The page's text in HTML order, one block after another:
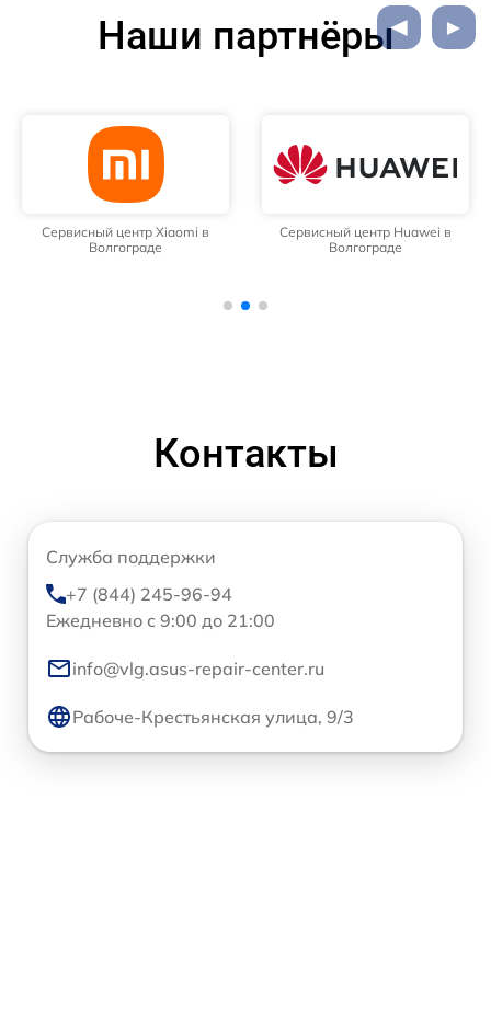
Наши партнёры
Сервисный центр Xiaomi в
Волгограде
Сервисный центр Huawei в
Волгограде
Контакты
Служба поддержки
+7 (844) 245-96-94
Ежедневно с 9:00 до 21:00
info@vlg.asus-repair-center.ru
Рабоче-Крестьянская улица, 9/3